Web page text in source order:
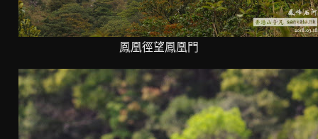
鳳凰徑望鳳凰門